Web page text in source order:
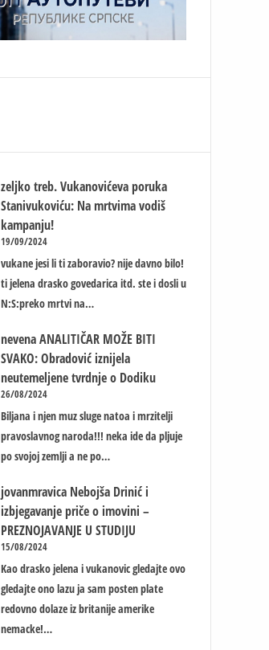
zeljko treb. Vukanovićeva poruka
Stanivukoviću: Na mrtvima vodiš
kampanju!
19/09/2024
vukane jesi li ti zaboravio? nije davno bilo!
ti jelena drasko govedarica itd. ste i dosli u
N:S:preko mrtvi na…
nevena ANALITIČAR MOŽE BITI
SVAKO: Obradović iznijela
neutemeljene tvrdnje o Dodiku
26/08/2024
Biljana i njen muz sluge natoa i mrzitelji
pravoslavnog naroda!!! neka ide da pljuje
po svojoj zemlji a ne po…
jovanmravica Nebojša Drinić i
izbjegavanje priče o imovini –
PREZNOJAVANJE U STUDIJU
15/08/2024
Kao drasko jelena i vukanovic gledajte ovo
gledajte ono lazu ja sam posten plate
redovno dolaze iz britanije amerike
nemacke!…